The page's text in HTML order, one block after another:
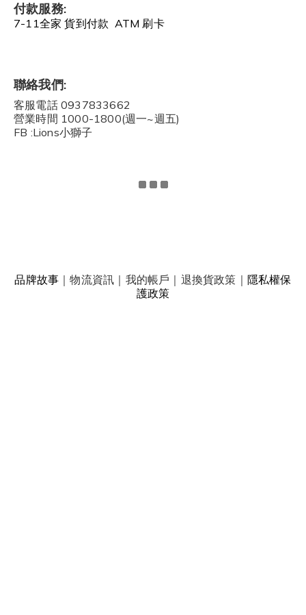
付款服務:
7-11全家 貨到付款 ATM 刷卡
聯絡我們:
客服電話 0937833662
營業時間 1000-1800(週一~週五)
FB :Lions小獅子
品牌故事 ｜物流資訊 ｜ 我的帳戶 ｜ 退換貨政策 ｜ 隱私權保
護政策